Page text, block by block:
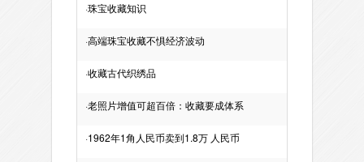
·珠宝收藏知识
·高端珠宝收藏不惧经济波动
·收藏古代织绣品
·老照片增值可超百倍：收藏要成体系
·1962年1角人民币卖到1.8万 人民币